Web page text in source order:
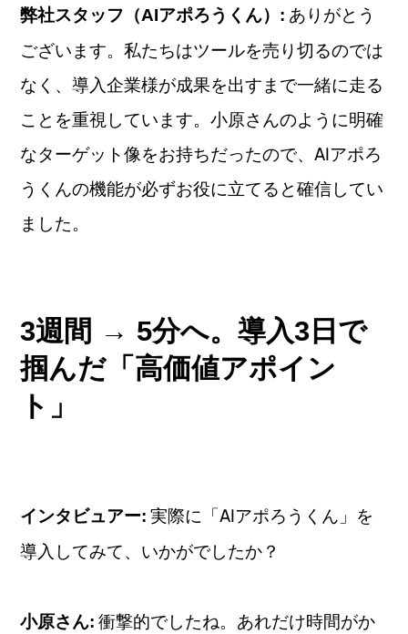
弊社スタッフ（AIアポろうくん）: ありがとう
ございます。私たちはツールを売り切るのでは
なく、導入企業様が成果を出すまで一緒に走る
ことを重視しています。小原さんのように明確
なターゲット像をお持ちだったので、AIアポろ
うくんの機能が必ずお役に立てると確信してい
ました。
3週間 → 5分へ。導入3日で
掴んだ「高価値アポイン
ト」
インタビュアー: 実際に「AIアポろうくん」を
導入してみて、いかがでしたか？
小原さん: 衝撃的でしたね。あれだけ時間がか